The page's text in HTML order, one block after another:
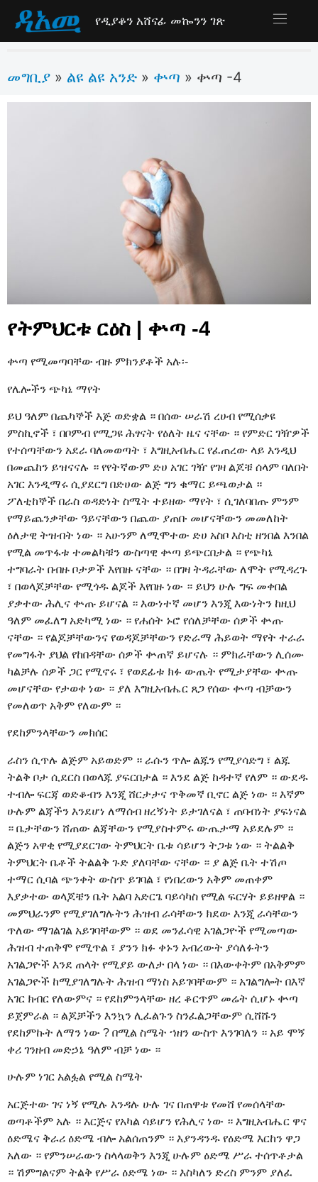
የዲያቆን አሸናፊ መኰንን ገጽ
መግቢያ » ልዩ ልዩ አንድ » ቍጣ » ቍጣ -4
የትምህርቱ ርዕስ | ቍጣ -4
ቍጣ የሚመጣባቸው ብዙ ምክንያቶች አሉ፡-
የሌሎችን ጭካኔ ማየት
ይህ ዓለም በጨካኞች እጅ ወድቋል ። በሰው ሠራሽ ረሀብ የሚሰቃዩ
ምስኪኖች ፣ በቦምብ የሚጋዩ ሕፃናት የዕለት ዜና ናቸው ። የምድር ገዥዎች
የተሰጣቸውን አደራ ባለመወጣት ፣ እግዚአብሔር የፈጠረው ላይ እንዲህ
በመጨከን ይዝናናሉ ። የየትኛውም ድሀ አገር ገዥ የገዛ ልጆቹ ሰላም ባለበት
አገር እንዲማሩ ሲያደርግ በድሀው ልጅ ግን ቁማር ይጫወታል ።
ፖለቲከኞች በራስ ወዳድነት ስሜት ተይዘው ማየት ፣ ሲገለባበጡ ምንም
የማይጨንቃቸው ዓይናቸውን በጨው ያጠቡ መሆናቸውን መመለከት
ዕለታዊ ትዝብት ነው ። አሁንም ለሚሞተው ድሀ አስቦ እስቲ ዘንበል እንበል
የሚል መጥፋቱ ተመልካቹን ውስጣዊ ቍጣ ይጭርበታል ። የጭካኔ
ተግባራት በብዙ ቦታዎች እየበዙ ናቸው ። በገዛ ትዳራቸው ለሞት የሚዳረጉ
፣ በወላጆቻቸው የሚጎዱ ልጆች እየበዙ ነው ። ይህን ሁሉ ግፍ መቀበል
ያቃተው ሕሊና ቍጡ ይሆናል ። እውነተኛ መሆን እንጂ እውነትን ከዚህ
ዓለም መፈለግ አድካሚ ነው ። የሐሰት ኑሮ የሰለቻቸው ሰዎች ቍጡ
ናቸው ። የልጆቻቸውንና የወዳጆቻቸውን የድራማ ሕይወት ማየት ተራራ
የመግፋት ያህል የከበዳቸው ሰዎች ቍጠኛ ይሆናሉ ። ምክራቸውን ሊሰሙ
ካልቻሉ ሰዎች ጋር የሚኖሩ ፣ የወደፊቱ ክፉ ውጤት የሚታያቸው ቍጡ
መሆናቸው የታወቀ ነው ። ያለ እግዚአብሔር ጸጋ የሰው ቍጣ ብቻውን
የመለወጥ አቅም የለውም ።
የደከምንላቸውን መክሰር
ራስን ሲጥሉ ልጅም አይወድም ። ራሱን ጥሎ ልጁን የሚያሳድግ ፣ ልጁ
ትልቅ ቦታ ሲደርስ በወላጁ ያፍርበታል ። እንደ ልጅ ከዳተኛ የለም ። ውደዱ
ተብሎ ፍርጃ ወድቆብን እንጂ ሸርታታና ጥቅመኛ ቢኖር ልጅ ነው ። እኛም
ሁሉም ልጃችን እንደሆነ ለማሰብ ዘረኝነት ይታገለናል ፣ ጠባብነት ያፍነናል
። ቤታቸውን ሸጠው ልጃቸውን የሚያስተምሩ ውጤታማ አይደሉም ።
ልጅን አዋቂ የሚያደርገው ትምህርት ቤቱ ሳይሆን ትጋቱ ነው ። ትልልቅ
ትምህርት ቤቶች ትልልቅ ጉድ ያለባቸው ናቸው ። ያ ልጅ ቤት ተሽጦ
ተማር ሲባል ጭንቀት ውስጥ ይገባል ፣ የነበረውን አቅም መጠቀም
እያቃተው ወላጆቼን ቤት አልባ አድርጌ ባይሳካስ የሚል ፍርሃት ይይዘዋል ።
መምህራንም የሚያገለግሉትን ሕዝብ ራሳቸውን ክደው እንጂ ራሳቸውን
ጥለው ማገልገል አይገባቸውም ። ወደ መንፈሳዊ አገልጋዮች የሚመጣው
ሕዝብ ተጠቅሞ የሚጥል ፣ ያንን ክፉ ቀኑን አብረውት ያሳለፉትን
አገልጋዮች እንደ ጠላት የሚያይ ውለታ በላ ነው ። በእውቀትም በአቅምም
አገልጋዮች ከሚያገለግሉት ሕዝብ ማነስ አይገባቸውም ። አገልግሎት በእኛ
አገር ክብር የለውምና ። የደከምንላቸው ዘረ ቆርጥም መሬት ሲሆኑ ቍጣ
ይጀምራል ። ልጆቻችን እንኳን ሊፈልጉን ስንፈልጋቸውም ሲሸሹን
የደከምኩት ለማን ነው ? በሚል ስሜት ኀዘን ውስጥ እንገባለን ። አይ ሞኝ
ቀሪ ገንዘብ መድኃኔ ዓለም ብቻ ነው ።
ሁሉም ነገር አልፏል የሚል ስሜት
አርጅተው ገና ነኝ የሚሉ እንዳሉ ሁሉ ገና በጠዋቱ የመሸ የመሰላቸው
ወጣቶችም አሉ ። እርጅና የአካል ሳይሆን የሕሊና ነው ። እግዚአብሔር ዋና
ዕድሜና ቅራሪ ዕድሜ ብሎ አልሰጠንም ። እያንዳንዱ የዕድሜ እርከን ዋጋ
አለው ። የምንሠራውን ስላላወቅን እንጂ ሁሉም ዕድሜ ሥራ ተሰጥቶታል
። ሽምግልናም ትልቅ የሥራ ዕድሜ ነው ። እስካለን ድረስ ምንም ያለፈ